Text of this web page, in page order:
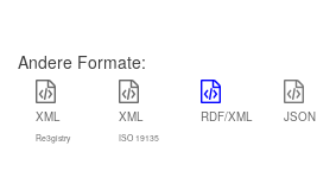
Andere Formate:
XML
Re3gistry
XML
ISO 19135
RDF/XML JSON